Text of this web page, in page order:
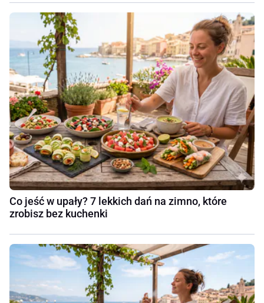
Co jeść w upały? 7 lekkich dań na zimno, które
zrobisz bez kuchenki